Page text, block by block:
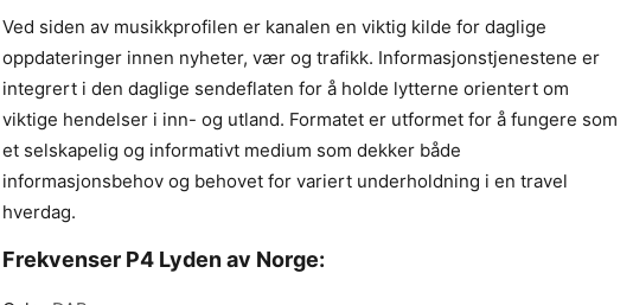
Ved siden av musikkprofilen er kanalen en viktig kilde for daglige
oppdateringer innen nyheter, vær og trafikk. Informasjonstjenestene er
integrert i den daglige sendeflaten for å holde lytterne orientert om
viktige hendelser i inn- og utland. Formatet er utformet for å fungere som
et selskapelig og informativt medium som dekker både
informasjonsbehov og behovet for variert underholdning i en travel
hverdag.
Frekvenser P4 Lyden av Norge: